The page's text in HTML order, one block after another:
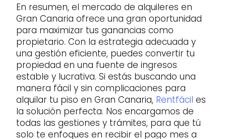
En resumen, el mercado de alquileres en
Gran Canaria ofrece una gran oportunidad
para maximizar tus ganancias como
propietario. Con la estrategia adecuada y
una gestión eficiente, puedes convertir tu
propiedad en una fuente de ingresos
estable y lucrativa. Si estás buscando una
manera fácil y sin complicaciones para
alquilar tu piso en Gran Canaria, Rentfácil es
la solución perfecta. Nos encargamos de
todas las gestiones y trámites, para que tú
solo te enfoques en recibir el pago mes a